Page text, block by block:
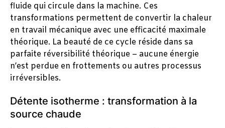
fluide qui circule dans la machine. Ces
transformations permettent de convertir la chaleur
en travail mécanique avec une efficacité maximale
théorique. La beauté de ce cycle réside dans sa
parfaite réversibilité théorique – aucune énergie
n’est perdue en frottements ou autres processus
irréversibles.
Détente isotherme : transformation à la
source chaude